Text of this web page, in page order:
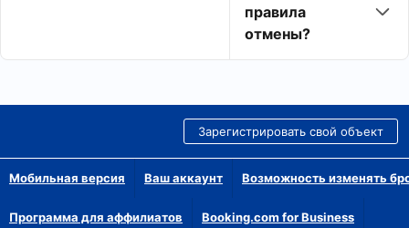
правила
отмены?
Зарегистрировать свой объект
Мобильная версия Ваш аккаунт Возможность изменять
Программа для аффилиатов Booking.com for Business